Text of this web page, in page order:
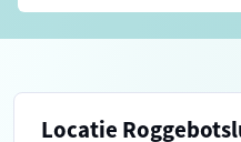
Locatie